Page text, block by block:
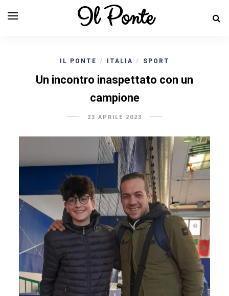
Il Ponte
IL PONTE / ITALIA / SPORT
Un incontro inaspettato con un
campione
23 APRILE 2023